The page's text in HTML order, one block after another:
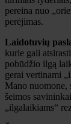
pereina nuo
perėjimas.
Laidotuvių
kurie gali
pobūdžio ilgą
gerai vertinami
Mano
šeimos
„ilgalaikiams“